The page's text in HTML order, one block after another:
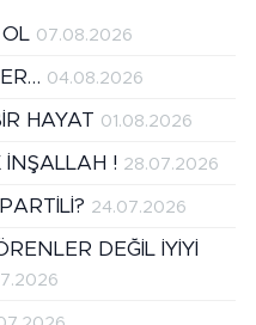
07.08.2026
04.08.2026
HAYAT 01.08.2026
! 28.07.2026
24.07.2026
DEĞİL İYİYİ